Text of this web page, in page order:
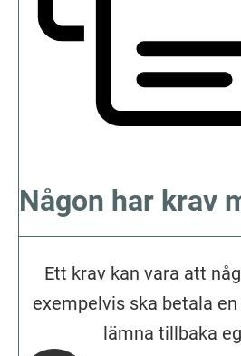
Någon har krav
Ett krav kan vara att
exempelvis ska betala
lämna tillbaka